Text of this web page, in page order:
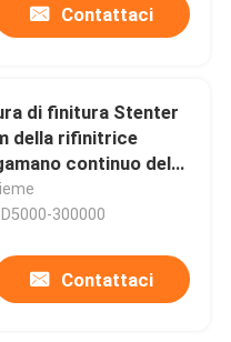
Contattaci
di finitura Stenter
della rifinitrice
continuo del
300000
Contattaci
10 macchina termica della camera 100m/Min Heat Setting Fabric Steam per il tessuto del velluto